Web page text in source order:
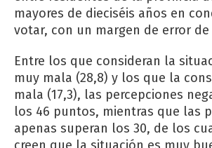
mayores de dieciséis años en
votar, con un margen de error
Entre los que consideran la
muy mala (28,8) y los que la
mala (17,3), las percepciones
los 46 puntos, mientras que las
apenas superan los 30, de los